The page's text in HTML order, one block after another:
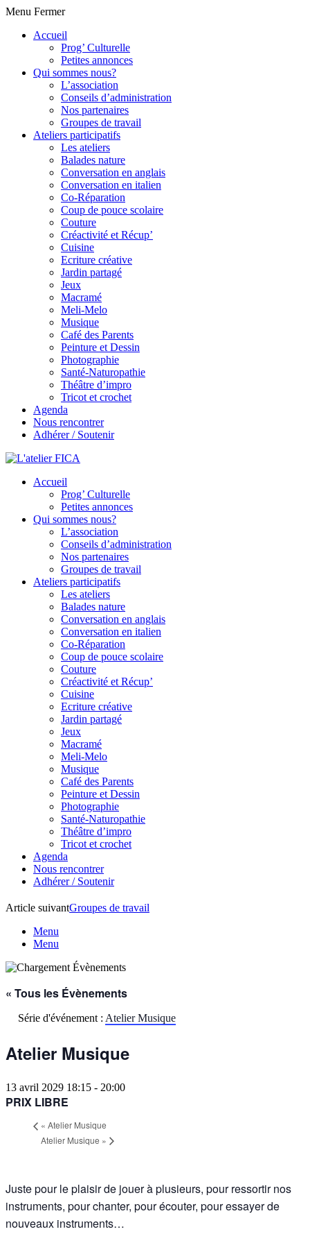
Menu Fermer
Accueil
Prog’ Culturelle
Petites annonces
Qui sommes nous?
L’association
Conseils d’administration
Nos partenaires
Groupes de travail
Ateliers participatifs
Les ateliers
Balades nature
Conversation en anglais
Conversation en italien
Co-Réparation
Coup de pouce scolaire
Couture
Créactivité et Récup’
Cuisine
Ecriture créative
Jardin partagé
Jeux
Macramé
Meli-Melo
Musique
Café des Parents
Peinture et Dessin
Photographie
Santé-Naturopathie
Théâtre d’impro
Tricot et crochet
Agenda
Nous rencontrer
Adhérer / Soutenir
L'atelier FICA
Actions conviviales écologiques et solidaires sur le territoire de
Meximieux
Accueil
Prog’ Culturelle
Petites annonces
Qui sommes nous?
L’association
Conseils d’administration
Nos partenaires
Groupes de travail
Ateliers participatifs
Les ateliers
Balades nature
Conversation en anglais
Conversation en italien
Co-Réparation
Coup de pouce scolaire
Couture
Créactivité et Récup’
Cuisine
Ecriture créative
Jardin partagé
Jeux
Macramé
Meli-Melo
Musique
Café des Parents
Peinture et Dessin
Photographie
Santé-Naturopathie
Théâtre d’impro
Tricot et crochet
Agenda
Nous rencontrer
Adhérer / Soutenir
Article suivantGroupes de travail
Menu
Menu
« Tous les Évènements
Série d'événement : Atelier Musique
Atelier Musique
13 avril 2029 18:15 - 20:00
PRIX LIBRE
« Atelier Musique
Atelier Musique »
Juste pour le plaisir de jouer à plusieurs, pour ressortir nos
instruments, pour chanter, pour écouter, pour essayer de
nouveaux instruments…